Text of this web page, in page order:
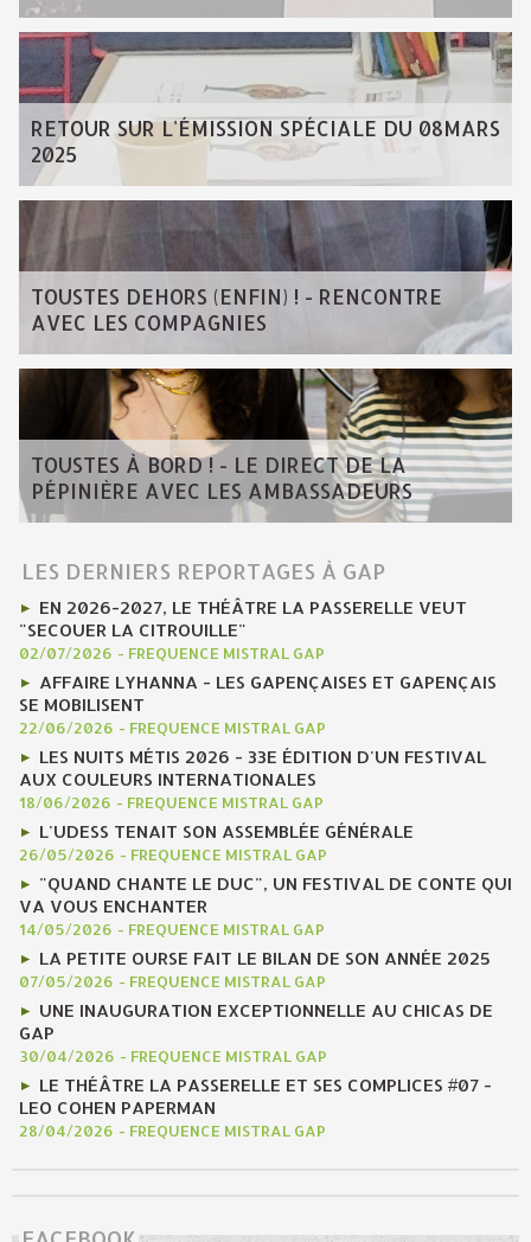
RETOUR SUR L'ÉMISSION SPÉCIALE DU 08MARS
2025
TOUSTES DEHORS (ENFIN) ! - RENCONTRE
AVEC LES COMPAGNIES
TOUSTES À BORD ! - LE DIRECT DE LA
PÉPINIÈRE AVEC LES AMBASSADEURS
LES DERNIERS REPORTAGES À GAP
EN 2026-2027, LE THÉÂTRE LA PASSERELLE VEUT
"SECOUER LA CITROUILLE"
02/07/2026 - FREQUENCE MISTRAL GAP
AFFAIRE LYHANNA - LES GAPENÇAISES ET GAPENÇAIS
SE MOBILISENT
22/06/2026 - FREQUENCE MISTRAL GAP
LES NUITS MÉTIS 2026 - 33E ÉDITION D'UN FESTIVAL
AUX COULEURS INTERNATIONALES
18/06/2026 - FREQUENCE MISTRAL GAP
L'UDESS TENAIT SON ASSEMBLÉE GÉNÉRALE
26/05/2026 - FREQUENCE MISTRAL GAP
"QUAND CHANTE LE DUC", UN FESTIVAL DE CONTE QUI
VA VOUS ENCHANTER
14/05/2026 - FREQUENCE MISTRAL GAP
LA PETITE OURSE FAIT LE BILAN DE SON ANNÉE 2025
07/05/2026 - FREQUENCE MISTRAL GAP
UNE INAUGURATION EXCEPTIONNELLE AU CHICAS DE
GAP
30/04/2026 - FREQUENCE MISTRAL GAP
LE THÉÂTRE LA PASSERELLE ET SES COMPLICES #07 -
LEO COHEN PAPERMAN
28/04/2026 - FREQUENCE MISTRAL GAP